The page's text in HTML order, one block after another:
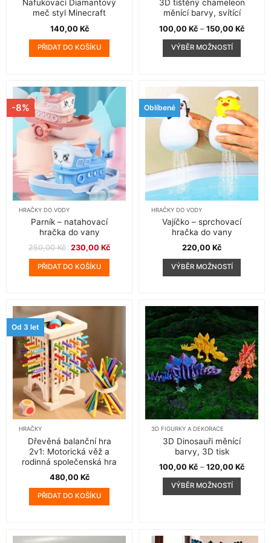
Nafukovací Diamantový
meč styl Minecraft
140,00 Kč
PŘIDAT DO KOŠÍKU
3D tištěný chameleon
měnící barvy, svítící
100,00 Kč – 150,00 KčRozpětí
VÝBĚR MOŽNOSTÍ
variant.
Možnosti
lze
vybrat
na
stránce
produktu
-8%
HRAČKY DO VODY
Parník – natahovací
hračka do vany
250,00Kč Původní
cena
byla:
250,00 Kč.
230,00 KčAktuální
je:
PŘIDAT DO KOŠÍKU
Oblíbené
HRAČKY DO VODY
Vajíčko – sprchovací
hračka do vany
220,00 Kč
VÝBĚR MOŽNOSTÍ
více
variant.
Možnosti
lze
vybrat
na
stránce
produktu
Od 3 let
HRAČKY
Dřevěná balanční hra
2v1: Motorická věž a
rodinná společenská hra
480,00 Kč
PŘIDAT DO KOŠÍKU
3D FIGURKY A DEKORACE
3D Dinosauři měnící
barvy, 3D tisk
100,00 Kč – 120,00 KčRozpětí
VÝBĚR MOŽNOSTÍ
variant.